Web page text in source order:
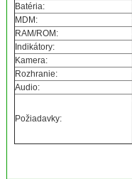
Batéria:
MDM:
RAM/ROM:
Indikátory:
Kamera:
Rozhranie:
Audio:
Požiadavky: